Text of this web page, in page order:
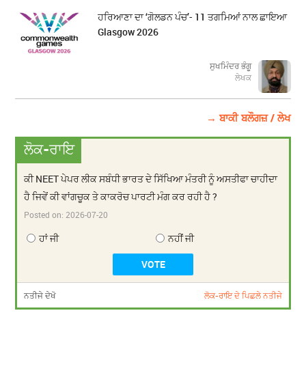
ਹਰਿਆਣਾ ਦਾ ‘ਗੋਲਡਨ ਪੰਚ’- 11 ਤਗਮਿਆਂ ਨਾਲ ਛਾਇਆ
Glasgow 2026
ਸੁਖਮਿੰਦਰ ਭੰਗੂ
ਲੇਖਕ
→ ਬਾਕੀ ਬਲੌਗਜ਼ / ਲੇਖ
ਲੋਕ-ਰਾਇ
ਕੀ NEET ਪੇਪਰ ਲੀਕ ਸਬੰਧੀ ਭਾਰਤ ਦੇ ਸਿੱਖਿਆ ਮੰਤਰੀ ਨੂੰ ਅਸਤੀਫਾ ਚਾਹੀਦਾ
ਹੈ ਜਿਵੇਂ ਕੀ ਵਾਂਗਚੂਕ ਤੇ ਕਾਕਰੋਚ ਪਾਰਟੀ ਮੰਗ ਕਰ ਰਹੀ ਹੈ ?
Posted on:2026-07-20
ਹਾਂ ਜੀ ਨਹੀਂ ਜੀ
ਨਤੀਜੇ ਦੇਖੋ ਲੋਕ-ਰਾਇ ਦੇ ਪਿਛਲੇ ਨਤੀਜੇ